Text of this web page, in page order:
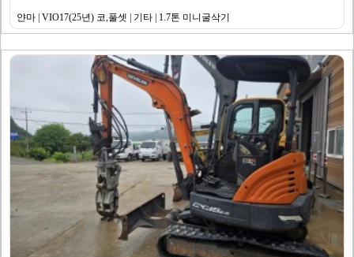
얀마 | VIO17(25년) 코,풀셋 | 기타 | 1.7톤 미니굴삭기